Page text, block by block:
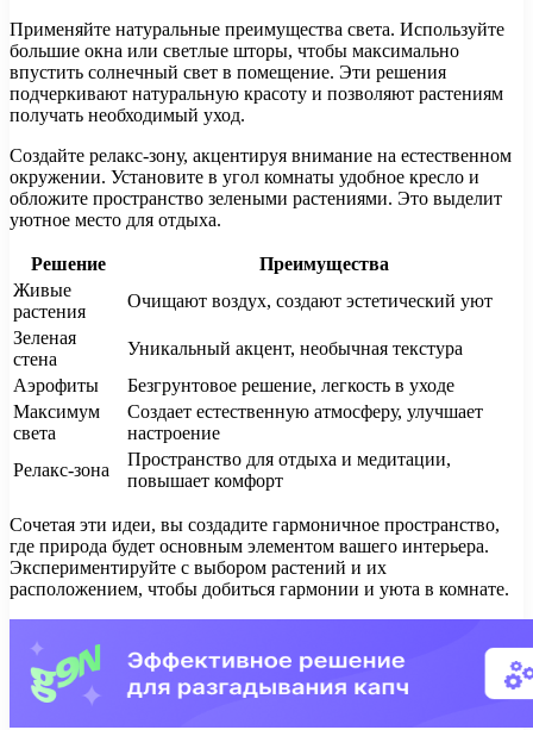
Применяйте натуральные преимущества света. Используйте
большие окна или светлые шторы, чтобы максимально
впустить солнечный свет в помещение. Эти решения
подчеркивают натуральную красоту и позволяют растениям
получать необходимый уход.
Создайте релакс-зону, акцентируя внимание на естественном
окружении. Установите в угол комнаты удобное кресло и
обложите пространство зелеными растениями. Это выделит
уютное место для отдыха.
Решение
Преимущества
Живые
растения
Очищают воздух, создают эстетический уют
Зеленая
стена
Уникальный акцент, необычная текстура
Аэрофиты
Безгрунтовое решение, легкость в уходе
Максимум
света
Создает естественную атмосферу, улучшает
настроение
Релакс-зона
Пространство для отдыха и медитации,
повышает комфорт
Сочетая эти идеи, вы создадите гармоничное пространство,
где природа будет основным элементом вашего интерьера.
Экспериментируйте с выбором растений и их
расположением, чтобы добиться гармонии и уюта в комнате.